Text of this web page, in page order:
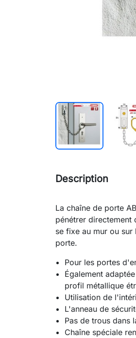
Description
La chaîne de porte
pénétrer directement
se fixe au mur ou
porte.
Pour les portes
Également
profil métallique
Utilisation de
L'anneau de
Pas de trous dans
Chaîne spéciale